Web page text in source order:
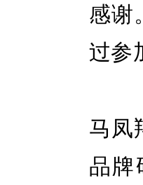
感谢
过参
马凤
品牌